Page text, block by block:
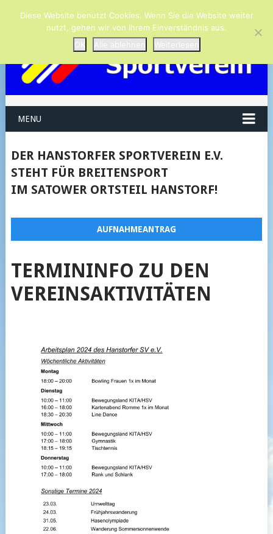
MENU
DER HANSTORFER SPORTVEREIN E.V.
STEHT FÜR BREITENSPORT
IM SATOWER ORTSTEIL HANSTORF!
AUFNAHMEANTRAG
TERMININFO ZU DEN
VEREINSAKTIVITÄTEN
Diese Website benutzt Cookies. Wenn Sie die Website weiter
nutzt, gehen wir von Ihrem Einverständnis aus.
OK
Alle ablehnen Weiterlesen